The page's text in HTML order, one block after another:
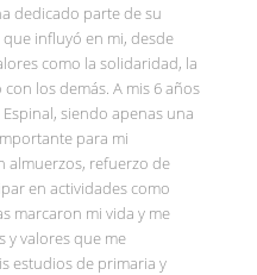
dedicado parte de su
influyó en mi, desde
como la solidaridad, la
los demás. A mis 6 años
siendo apenas una
para mi
almuerzos, refuerzo de
en actividades como
marcaron mi vida y me
y valores que me
estudios de primaria y